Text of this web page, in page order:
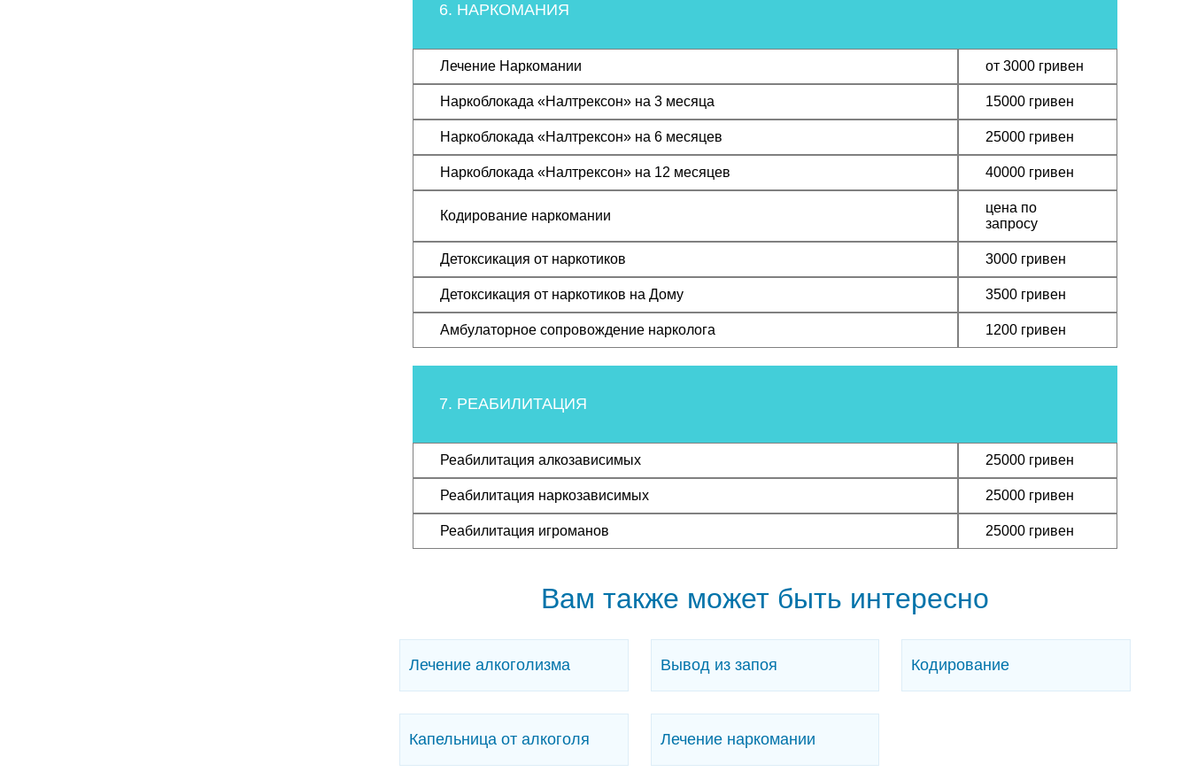
6. НАРКОМАНИЯ
Лечение Наркомании от 3000 гривен
Наркоблокада «Налтрексон» на 3 месяца 15000 гривен
Наркоблокада «Налтрексон» на 6 месяцев 25000 гривен
Наркоблокада «Налтрексон» на 12 месяцев 40000 гривен
Кодирование наркомании
цена по
запросу
Детоксикация от наркотиков 3000 гривен
Детоксикация от наркотиков на Дому 3500 гривен
Амбулаторное сопровождение нарколога 1200 гривен
7. РЕАБИЛИТАЦИЯ
Реабилитация алкозависимых 25000 гривен
Реабилитация наркозависимых 25000 гривен
Реабилитация игроманов 25000 гривен
Вам также может быть интересно
Лечение алкоголизма Вывод из запоя Кодирование
Капельница от алкоголя Лечение наркомании